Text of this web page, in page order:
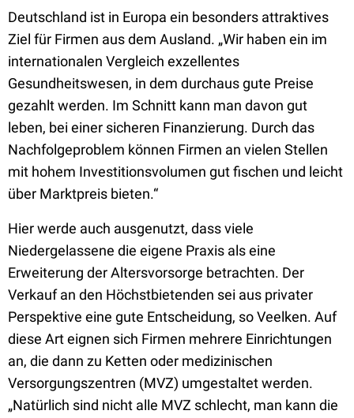
Deutschland ist in Europa ein besonders attraktives
Ziel für Firmen aus dem Ausland. „Wir haben ein im
internationalen Vergleich exzellentes
Gesundheitswesen, in dem durchaus gute Preise
gezahlt werden. Im Schnitt kann man davon gut
leben, bei einer sicheren Finanzierung. Durch das
Nachfolgeproblem können Firmen an vielen Stellen
mit hohem Investitionsvolumen gut fischen und leicht
über Marktpreis bieten.“
Hier werde auch ausgenutzt, dass viele
Niedergelassene die eigene Praxis als eine
Erweiterung der Altersvorsorge betrachten. Der
Verkauf an den Höchstbietenden sei aus privater
Perspektive eine gute Entscheidung, so Veelken. Auf
diese Art eignen sich Firmen mehrere Einrichtungen
an, die dann zu Ketten oder medizinischen
Versorgungszentren (MVZ) umgestaltet werden.
„Natürlich sind nicht alle MVZ schlecht, man kann die